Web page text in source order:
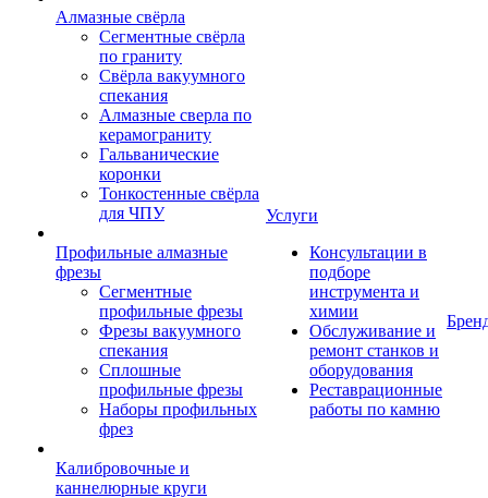
Алмазные свёрла
Сегментные свёрла
по граниту
Свёрла вакуумного
спекания
Алмазные сверла по
керамограниту
Гальванические
коронки
Тонкостенные свёрла
для ЧПУ
Профильные алмазные
фрезы
Сегментные
профильные фрезы
Фрезы вакуумного
спекания
Сплошные
профильные фрезы
Наборы профильных
фрез
Калибровочные и
каннелюрные круги
Услуги
Консультации в
подборе
инструмента и
химии
Обслуживание и
ремонт станков и
оборудования
Реставрационные
работы по камню